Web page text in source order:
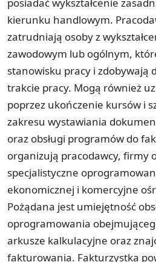
kierunku handlowym.
zatrudniają osoby z
zawodowym lub ogólnym,
stanowisku pracy i zdobywają
trakcie pracy. Mogą również
poprzez ukończenie kursów i
zakresu wystawiania
oraz obsługi programów do
organizują pracodawcy, firmy
specjalistyczne
ekonomicznej i komercyjne
Pożądana jest umiejętność
oprogramowania
arkusze kalkulacyjne oraz
fakturowania. Fakturzystka